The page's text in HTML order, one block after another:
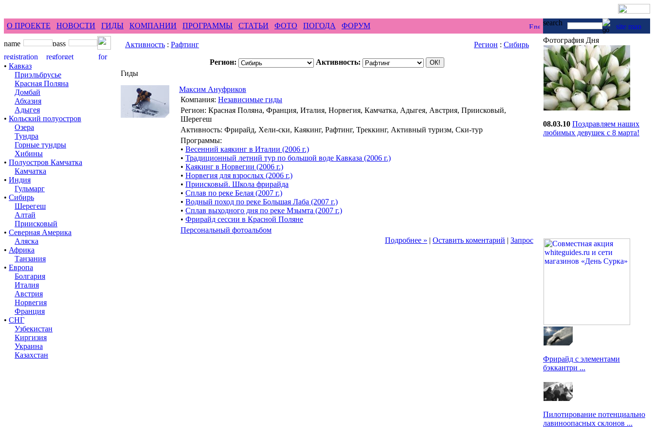
О ПРОЕКТЕ НОВОСТИ ГИДЫ КОМПАНИИ ПРОГРАММЫ СТАТЬИ ФОТО ПОГОДА ФОРУМ
• Кавказ
Приэльбрусье
Красная Поляна
Домбай
Абхазия
Адыгея
• Кольский полуостров
Озера
Тундра
Горные тундры
Хибины
• Полуостров Камчатка
Камчатка
• Индия
Гульмарг
• Сибирь
Шерегеш
Алтай
Приисковый
• Северная Америка
Аляска
• Африка
Танзания
• Европа
Болгария
Италия
Австрия
Норвегия
Франция
• СНГ
Узбекистан
Киргизия
Украина
Казахстан
Активность : Рафтинг Регион : Сибирь
Регион:
Активность:
Гиды
Максим Ануфриков
Компания: Независимые гиды
Регион: Красная Поляна, Франция, Италия, Норвегия, Камчатка, Адыгея, Австрия, Приисковый,
Шерегеш
Активность: Фрирайд, Хели-ски, Каякинг, Рафтинг, Треккинг, Активный туризм, Ски-тур
Программы:
• Весенний каякинг в Италии (2006 г.)
• Традиционный летний тур по большой воде Кавказа (2006 г.)
• Каякинг в Норвегии (2006 г.)
• Норвегия для взрослых (2006 г.)
• Приисковый. Школа фрирайда
• Сплав по реке Белая (2007 г.)
• Водный поход по реке Большая Лаба (2007 г.)
• Сплав выходного дня по реке Мзымта (2007 г.)
• Фрирайд сессии в Красной Поляне
Персональный фотоальбом
Подробнее » | Оставить коментарий | Запрос
Фотография Дня
08.03.10 Поздравляем наших
любимых девушек с 8 марта!
Фрирайд с элементами
бэккантри ...
Пилотирование потенциально
лавиноопасных склонов ...